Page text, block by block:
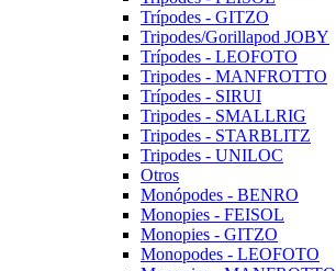
Trípodes - GITZO
Tripodes/Gorillapod JOBY
Trípodes - LEOFOTO
Tripodes - MANFROTTO
Trípodes - SIRUI
Tripodes - SMALLRIG
Tripodes - STARBLITZ
Tripodes - UNILOC
Otros
Monópodes - BENRO
Monopies - FEISOL
Monopies - GITZO
Monopodes - LEOFOTO